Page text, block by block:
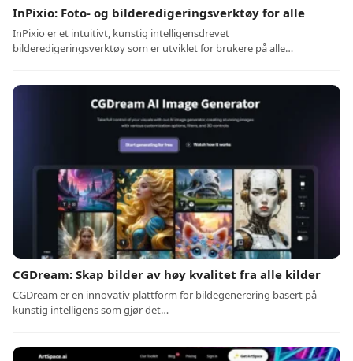
InPixio: Foto- og bilderedigeringsverktøy for alle
InPixio er et intuitivt, kunstig intelligensdrevet
bilderedigeringsverktøy som er utviklet for brukere på alle…
CGDream: Skap bilder av høy kvalitet fra alle kilder
CGDream er en innovativ plattform for bildegenerering basert på
kunstig intelligens som gjør det…